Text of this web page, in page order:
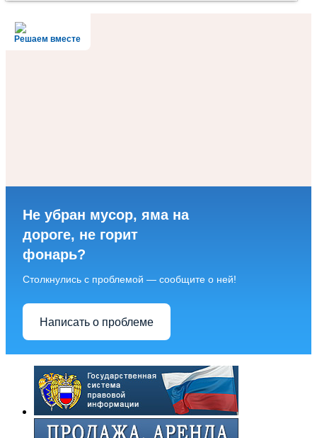
Решаем вместе
Не убран мусор, яма на
дороге, не горит
фонарь?
Столкнулись с проблемой — сообщите о ней!
Написать о проблеме